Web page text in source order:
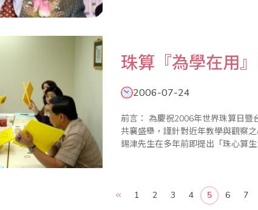
珠算『為學在用
2006-07-24
前言： 為慶祝2006年世界珠算日暨台灣珠算推動60週年紀念，台灣省商業會舉辦慶祝大會並編輯特刊，為
共襄盛舉，謹針對近年教學與觀察之心得，撰寫
錫津先生在多年前即提出「珠心算
1 2 3 4 5 6 7